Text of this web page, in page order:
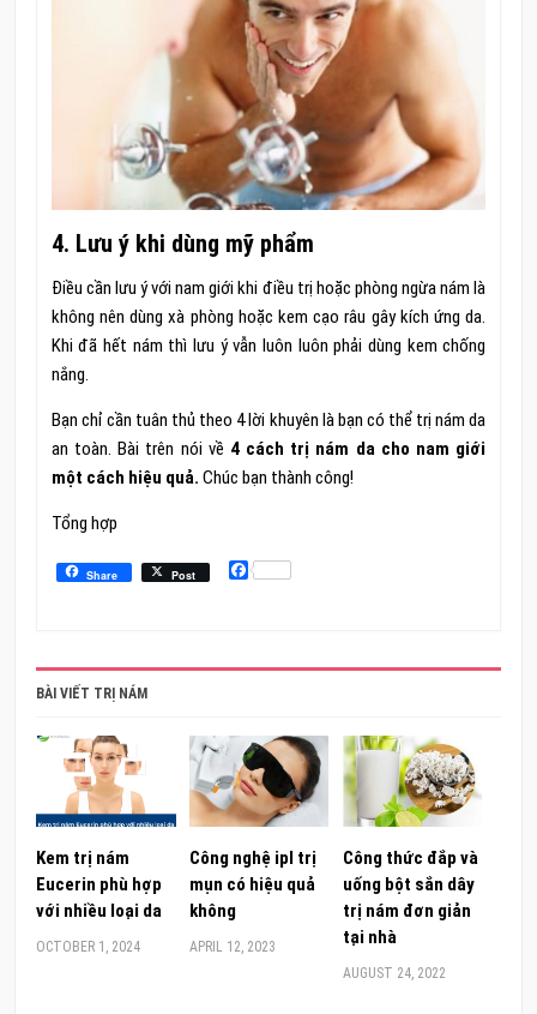
4. Lưu ý khi dùng mỹ phẩm
Điều cần lưu ý với nam giới khi điều trị hoặc phòng ngừa nám là
không nên dùng xà phòng hoặc kem cạo râu gây kích ứng da.
Khi đã hết nám thì lưu ý vẫn luôn luôn phải dùng kem chống
nắng.
Bạn chỉ cần tuân thủ theo 4 lời khuyên là bạn có thể trị nám da
an toàn. Bài trên nói về 4 cách trị nám da cho nam giới
một cách hiệu quả. Chúc bạn thành công!
Tổng hợp
Share Post Facebook
BÀI VIẾT TRỊ NÁM
Kem trị nám
Eucerin phù hợp
với nhiều loại da
OCTOBER 1, 2024
Công nghệ ipl trị
mụn có hiệu quả
không
APRIL 12, 2023
Công thức đắp và
uống bột sắn dây
trị nám đơn giản
tại nhà
AUGUST 24, 2022